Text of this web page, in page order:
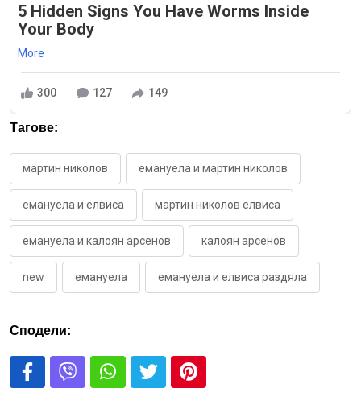
5 Hidden Signs You Have Worms Inside
Your Body
More
300 127 149
Тагове:
мартин николов емануела и мартин николов
емануела и елвиса мартин николов елвиса
емануела и калоян арсенов калоян арсенов
new емануела емануела и елвиса раздяла
Сподели: